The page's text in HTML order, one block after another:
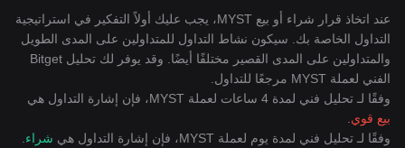
عند اتخاذ قرار شراء أو بيع MYST، يجب عليك أولاً التفكير في استراتيجية
التداول الخاصة بك. سيكون نشاط التداول للمتداولين على المدى الطويل
والمتداولين على المدى القصير مختلفًا أيضًا. وقد يوفر لك تحليل Bitget
الفني لعملة MYST مرجعًا للتداول.
وفقًا لـ تحليل فني لمدة 4 ساعات لعملة MYST، فإن إشارة التداول هي
بيع قوي
وفقًا لـ تحليل فني لمدة يوم لعملة MYST، فإن إشارة التداول هي
شراء